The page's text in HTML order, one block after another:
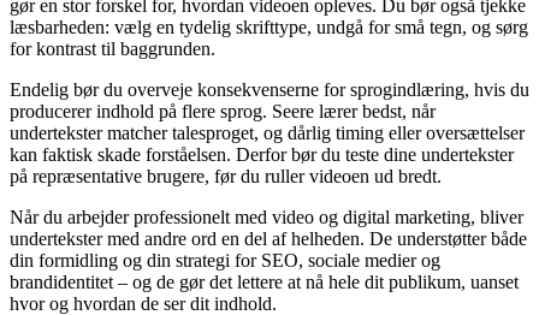
gør en stor forskel for, hvordan videoen opleves. Du bør også tjekke
læsbarheden: vælg en tydelig skrifttype, undgå for små tegn, og sørg
for kontrast til baggrunden.
Endelig bør du overveje konsekvenserne for sprogindlæring, hvis du
producerer indhold på flere sprog. Seere lærer bedst, når
undertekster matcher talesproget, og dårlig timing eller oversættelser
kan faktisk skade forståelsen. Derfor bør du teste dine undertekster
på repræsentative brugere, før du ruller videoen ud bredt.
Når du arbejder professionelt med video og digital marketing, bliver
undertekster med andre ord en del af helheden. De understøtter både
din formidling og din strategi for SEO, sociale medier og
brandidentitet – og de gør det lettere at nå hele dit publikum, uanset
hvor og hvordan de ser dit indhold.